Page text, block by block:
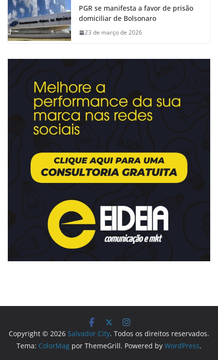
PGR se manifesta a favor de prisão
domiciliar de Bolsonaro
23 de março de 2026
Copyright © 2026 Salvador City. Todos os direitos reservados.
Tema: ColorMag por ThemeGrill. Powered by WordPress.